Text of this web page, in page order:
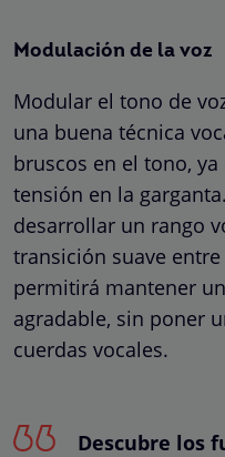
Modulación de la voz
Modular el tono de
una buena técnica
bruscos en el tono,
tensión en la
desarrollar un rango
transición suave
permitirá mantener
agradable, sin poner
cuerdas vocales.
Descubre los